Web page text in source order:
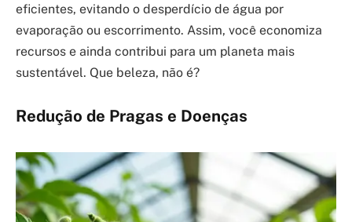
eficientes, evitando o desperdício de água por
evaporação ou escorrimento. Assim, você economiza
recursos e ainda contribui para um planeta mais
sustentável. Que beleza, não é?
Redução de Pragas e Doenças